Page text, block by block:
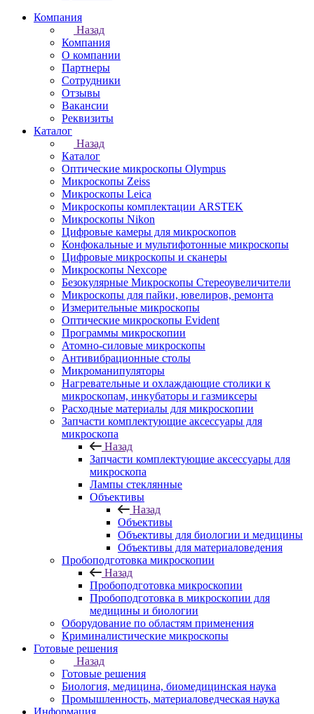
Компания
Назад
Компания
О компании
Партнеры
Сотрудники
Отзывы
Вакансии
Реквизиты
Каталог
Назад
Каталог
Оптические микроскопы Olympus
Микроскопы Zeiss
Микроскопы Leica
Микроскопы комплектации ARSTEK
Микроскопы Nikon
Цифровые камеры для микроскопов
Конфокальные и мультифотонные микроскопы
Цифровые микроскопы и сканеры
Микроскопы Nexcope
Безокулярные Микроскопы Стереоувеличители
Микроскопы для пайки, ювелиров, ремонта
Измерительные микроскопы
Оптические микроскопы Evident
Программы микроскопии
Атомно-силовые микроскопы
Антивибрационные столы
Микроманипуляторы
Нагревательные и охлаждающие столики к
микроскопам, инкубаторы и газмиксеры
Расходные материалы для микроскопии
Запчасти комплектующие аксессуары для
микроскопа
Назад
Запчасти комплектующие аксессуары для
микроскопа
Лампы стеклянные
Объективы
Назад
Объективы
Объективы для биологии и медицины
Объективы для материаловедения
Пробоподготовка микроскопии
Назад
Пробоподготовка микроскопии
Пробоподготовка в микроскопии для
медицины и биологии
Оборудование по областям применения
Криминалистические микроскопы
Готовые решения
Назад
Готовые решения
Биология, медицина, биомедицинская наука
Промышленность, материаловедческая наука
Информация